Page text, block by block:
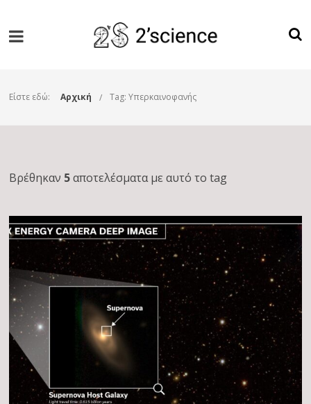
Είστε εδώ: Αρχική Tag: Υπερκαινοφανής
Βρέθηκαν 5αποτελέσματα με αυτό το tag